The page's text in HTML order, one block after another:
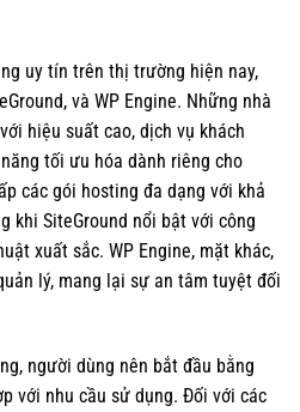
uy tín trên thị trường hiện nay,
và WP Engine. Những nhà
hiệu suất cao, dịch vụ khách
tối ưu hóa dành riêng cho
các gói hosting đa dạng với khả
khi SiteGround nổi bật với công
xuất sắc. WP Engine, mặt khác,
lý, mang lại sự an tâm tuyệt đối
người dùng nên bắt đầu bằng
với nhu cầu sử dụng. Đối với các